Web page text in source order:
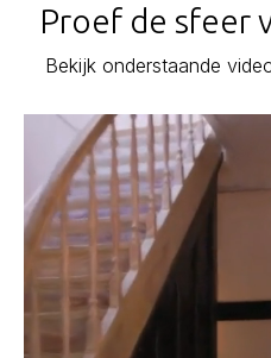
Proef de sfeer
Bekijk onderstaande